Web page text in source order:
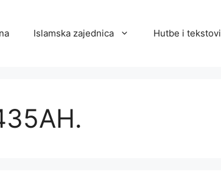
Islamska zajednica Hutbe i tekstovi